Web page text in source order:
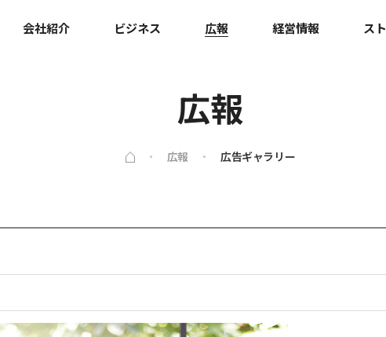
会社紹介 ビジネス 広報 経営情報 ス
広報
広報 広告ギャラリー